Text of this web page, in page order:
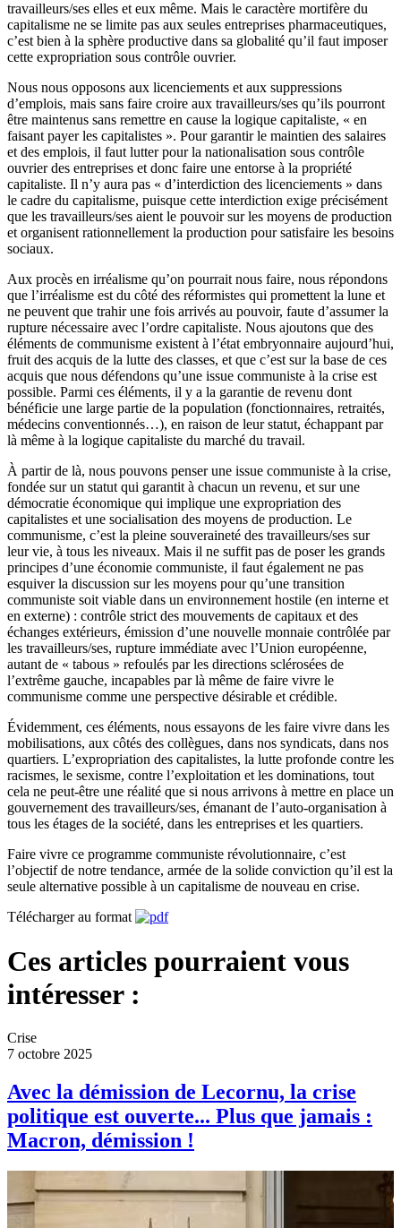
travailleurs/ses elles et eux même. Mais le caractère mortifère du
capitalisme ne se limite pas aux seules entreprises pharmaceutiques,
c’est bien à la sphère productive dans sa globalité qu’il faut imposer
cette expropriation sous contrôle ouvrier.
Nous nous opposons aux licenciements et aux suppressions
d’emplois, mais sans faire croire aux travailleurs/ses qu’ils pourront
être maintenus sans remettre en cause la logique capitaliste, « en
faisant payer les capitalistes ». Pour garantir le maintien des salaires
et des emplois, il faut lutter pour la nationalisation sous contrôle
ouvrier des entreprises et donc faire une entorse à la propriété
capitaliste. Il n’y aura pas « d’interdiction des licenciements » dans
le cadre du capitalisme, puisque cette interdiction exige précisément
que les travailleurs/ses aient le pouvoir sur les moyens de production
et organisent rationnellement la production pour satisfaire les besoins
sociaux.
Aux procès en irréalisme qu’on pourrait nous faire, nous répondons
que l’irréalisme est du côté des réformistes qui promettent la lune et
ne peuvent que trahir une fois arrivés au pouvoir, faute d’assumer la
rupture nécessaire avec l’ordre capitaliste. Nous ajoutons que des
éléments de communisme existent à l’état embryonnaire aujourd’hui,
fruit des acquis de la lutte des classes, et que c’est sur la base de ces
acquis que nous défendons qu’une issue communiste à la crise est
possible. Parmi ces éléments, il y a la garantie de revenu dont
bénéficie une large partie de la population (fonctionnaires, retraités,
médecins conventionnés…), en raison de leur statut, échappant par
là même à la logique capitaliste du marché du travail.
À partir de là, nous pouvons penser une issue communiste à la crise,
fondée sur un statut qui garantit à chacun un revenu, et sur une
démocratie économique qui implique une expropriation des
capitalistes et une socialisation des moyens de production. Le
communisme, c’est la pleine souveraineté des travailleurs/ses sur
leur vie, à tous les niveaux. Mais il ne suffit pas de poser les grands
principes d’une économie communiste, il faut également ne pas
esquiver la discussion sur les moyens pour qu’une transition
communiste soit viable dans un environnement hostile (en interne et
en externe) : contrôle strict des mouvements de capitaux et des
échanges extérieurs, émission d’une nouvelle monnaie contrôlée par
les travailleurs/ses, rupture immédiate avec l’Union européenne,
autant de « tabous » refoulés par les directions sclérosées de
l’extrême gauche, incapables par là même de faire vivre le
communisme comme une perspective désirable et crédible.
Évidemment, ces éléments, nous essayons de les faire vivre dans les
mobilisations, aux côtés des collègues, dans nos syndicats, dans nos
quartiers. L’expropriation des capitalistes, la lutte profonde contre les
racismes, le sexisme, contre l’exploitation et les dominations, tout
cela ne peut-être une réalité que si nous arrivons à mettre en place un
gouvernement des travailleurs/ses, émanant de l’auto-organisation à
tous les étages de la société, dans les entreprises et les quartiers.
Faire vivre ce programme communiste révolutionnaire, c’est
l’objectif de notre tendance, armée de la solide conviction qu’il est la
seule alternative possible à un capitalisme de nouveau en crise.
Télécharger au format
Ces articles pourraient vous
intéresser :
Crise
7 octobre 2025
Avec la démission de Lecornu, la crise
politique est ouverte... Plus que jamais :
Macron, démission !